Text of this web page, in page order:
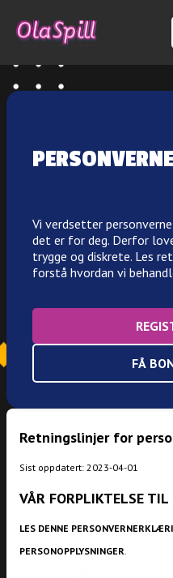
Vi verdsetter
det er for deg. Derfor
trygge og diskrete. Les
forstå hvordan vi
FÅ
Retningslinjer for
Sist oppdatert: 2023-04-01
VÅR FORPLIKTELSE TIL
LES DENNE
PERSONOPPLYSNINGER.